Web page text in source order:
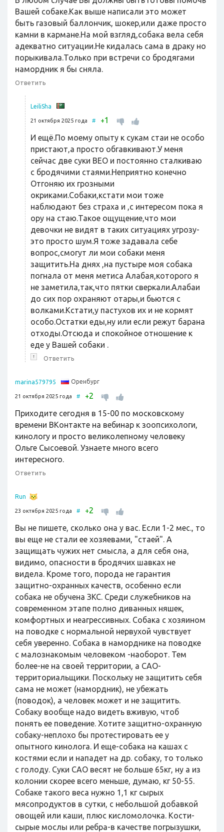
Вашей собаке.Как выше написали это может
быть газовый баллончик, шокер,или даже просто
камни в кармане.На мой взгляд,собака вела себя
адекватно ситуации.Не кидалась сама в драку но
порыкивала.Только при встречи со бродягами
намордник я бы сняла.
Ответить
LeiliSha
21 октября 2025 года # +1
И ещё.По моему опыту к сукам стаи не особо
пристают,а просто обгавкивают.У меня
сейчас две суки ВЕО и постоянно сталкиваю
с бродячими стаями.Неприятно конечно
Отгоняю их грозными
окриками.Собаки,кстати мои тоже
наблюдают без страха и ,с интересом пока я
ору на стаю.Такое ощущение,что мои
девочки не видят в таких ситуациях угрозу-
это просто шум.Я тоже задавала себе
вопрос,смогут ли мои собаки меня
защитить.На днях ,на пустыре моя собака
погнала от меня метиса Алабая,которого я
не заметила,так,что пятки сверкали.Алабаи
до сих пор охраняют отары,и бьются с
волками.Кстати,у пастухов их и не кормят
особо.Остатки еды,ну или если режут барана
отходы.Отсюда и спокойное отношение к
еде у Вашей собаки .
↑ Ответить
marina579795 Оренбург
21 октября 2025 года # +2
Приходите сегодня в 15-00 по московскому
времени ВКонтакте на вебинар к зоопсихологи,
кинологу и просто великолепному человеку
Ольге Сысоевой. Узнаете много всего
интересного.
Ответить
Run
23 октября 2025 года # +2
Вы не пишете, сколько она у вас. Если 1-2 мес., то
вы еще не стали ее хозяевами, "стаей". А
защищать чужих нет смысла, а для себя она,
видимо, опасности в бродячих шавках не
видела. Кроме того, порода не гарантия
защитно-охранных качеств, особенно если
собака не обучена ЗКС. Среди служебников на
современном этапе полно диванных няшек,
комфортных и неагрессивных. Собака с хозяином
на поводке с нормальной нервухой чувствует
себя уверенно. Собака в наморднике на поводке
с малознакомым человеком -наоборот. Тем
более-не на своей территории, а САО-
территориальщики. Поскольку не защитить себя
сама не может (намордник), не убежать
(поводок), а человек может и не защитить.
Собаку вообще надо видеть вживую, чтоб
понять ее поведение. Хотите защитно-охранную
собаку-неплохо бы протестировать ее у
опытного кинолога. И еще-собака на кашах с
костями если и нападет на др. собаку, то только
с голоду. Суки САО весят не больше 65кг, ну а из
колонии скорее всего меньше, думаю, кг 50-55.
Собаке такого веса нужно 1,1 кг сырых
мясопродуктов в сутки, с небольшой добавкой
овощей или каши, плюс кисломолочка. Кости-
сырые мослы или ребра-в качестве погрызушки,